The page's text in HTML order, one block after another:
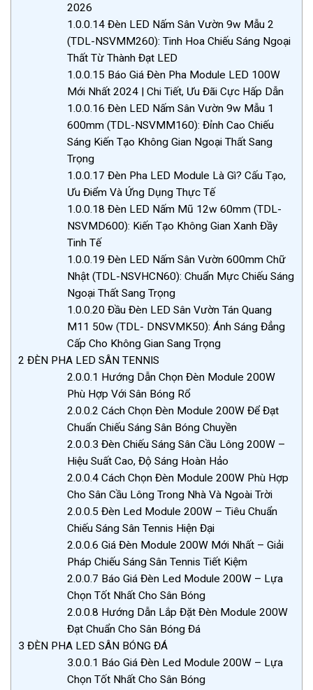
2026
1.0.0.14Đèn LED Nấm Sân Vườn 9w Mẫu 2
(TDL-NSVMM260): Tinh Hoa Chiếu Sáng Ngoại
Thất Từ Thành Đạt LED
1.0.0.15 Báo Giá Đèn Pha Module LED 100W
Mới Nhất 2024 | Chi Tiết, Ưu Đãi Cực Hấp Dẫn
1.0.0.16 Đèn LED Nấm Sân Vườn 9w Mẫu 1
600mm (TDL-NSVMM160): Đỉnh Cao Chiếu
Sáng Kiến Tạo Không Gian Ngoại Thất Sang
Trọng
1.0.0.17 Đèn Pha LED Module Là Gì? Cấu Tạo,
Ưu Điểm Và Ứng Dụng Thực Tế
1.0.0.18 Đèn LED Nấm Mũ 12w 60mm (TDL-
NSVMD600): Kiến Tạo Không Gian Xanh Đầy
Tinh Tế
1.0.0.19Đèn LED Nấm Sân Vườn 600mm Chữ
Nhật (TDL-NSVHCN60): Chuẩn Mực Chiếu Sáng
Ngoại Thất Sang Trọng
1.0.0.20Đầu Đèn LED Sân Vườn Tán Quang
M11 50w (TDL- DNSVMK50): Ánh Sáng Đẳng
Cấp Cho Không Gian Sang Trọng
2 ĐÈN PHA LED SÂN TENNIS
2.0.0.1 Hướng Dẫn Chọn Đèn Module 200W
Phù Hợp Với Sân Bóng Rổ
2.0.0.2 Cách Chọn Đèn Module 200W Để Đạt
Chuẩn Chiếu Sáng Sân Bóng Chuyền
2.0.0.3 Đèn Chiếu Sáng Sân Cầu Lông 200W –
Hiệu Suất Cao, Độ Sáng Hoàn Hảo
2.0.0.4Cách Chọn Đèn Module 200W Phù Hợp
Cho Sân Cầu Lông Trong Nhà Và Ngoài Trời
2.0.0.5 Đèn Led Module 200W – Tiêu Chuẩn
Chiếu Sáng Sân Tennis Hiện Đại
2.0.0.6 Giá Đèn Module 200W Mới Nhất – Giải
Pháp Chiếu Sáng Sân Tennis Tiết Kiệm
2.0.0.7 Báo Giá Đèn Led Module 200W – Lựa
Chọn Tốt Nhất Cho Sân Bóng
2.0.0.8 Hướng Dẫn Lắp Đặt Đèn Module 200W
Đạt Chuẩn Cho Sân Bóng Đá
3 ĐÈN PHA LED SÂN BÓNG ĐÁ
3.0.0.1 Báo Giá Đèn Led Module 200W – Lựa
Chọn Tốt Nhất Cho Sân Bóng